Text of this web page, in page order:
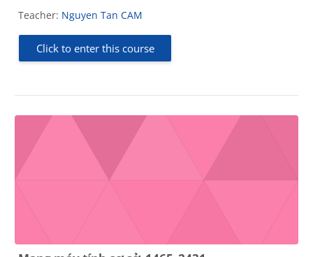
Teacher: Nguyen Tan CAM
Click to enter this course